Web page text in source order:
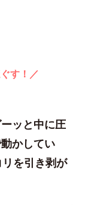
す！／
ッと中に圧
かしてい
を引き剥が